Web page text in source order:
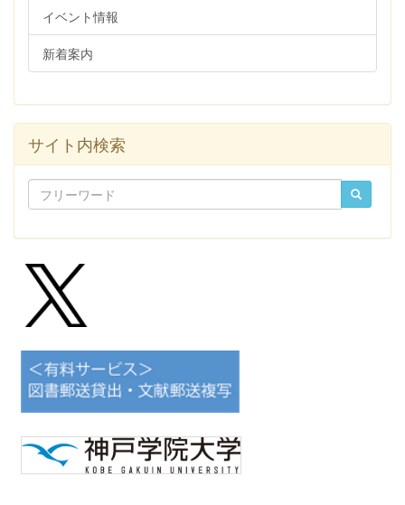
イベント情報
新着案内
サイト内検索